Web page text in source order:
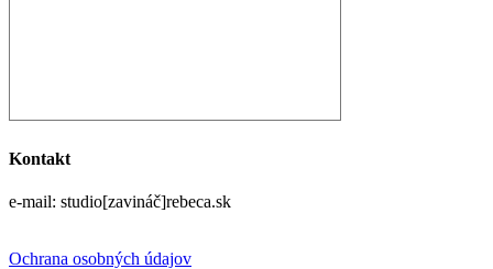
Kontakt
e-mail: studio[zavináč]rebeca.sk
Ochrana osobných údajov